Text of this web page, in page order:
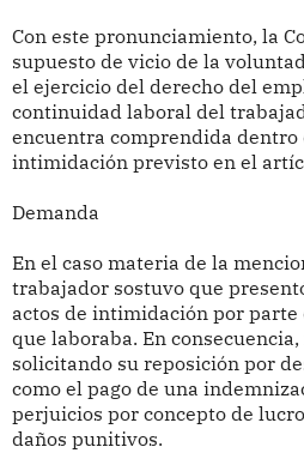
Con este pronunciamiento, la
supuesto de vicio de la
el ejercicio del derecho del
continuidad laboral del
encuentra comprendida dentro
intimidación previsto en el
Demanda
En el caso materia de la
trabajador sostuvo que
actos de intimidación por parte
que laboraba. En
solicitando su reposición por
como el pago de una
perjuicios por concepto de
daños punitivos.